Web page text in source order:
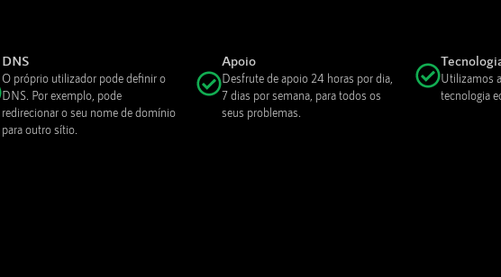
DNS
O próprio utilizador pode definir o
DNS. Por exemplo, pode
redirecionar o seu nome de domínio
para outro sítio.
Apoio
Desfrute de apoio 24 horas por dia,
7 dias por semana, para todos os
seus problemas.
Utilizamos
tecnologia